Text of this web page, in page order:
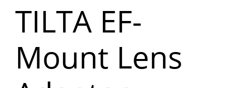
TILTA EF-
Mount Lens